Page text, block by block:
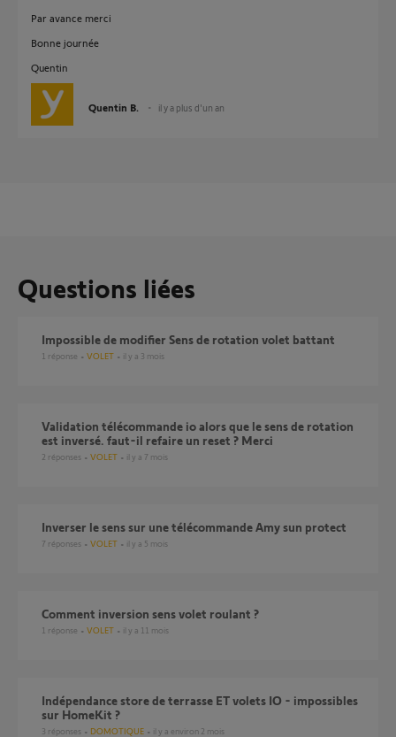
Par avance merci
Bonne journée
Quentin
Quentin B. il y a plus d'un an
Questions liées
Impossible de modifier Sens de rotation volet battant
1 réponse VOLET il y a 3 mois
Validation télécommande io alors que le sens de rotation
est inversé. faut-il refaire un reset ? Merci
2 réponses VOLET il y a 7 mois
Inverser le sens sur une télécommande Amy sun protect
7 réponses VOLET il y a 5 mois
comment inversion sens volet roulant ?
1 réponse VOLET il y a 11 mois
Indépendance store de terrasse ET volets IO - impossibles
sur HomeKit ?
3 réponses DOMOTIQUE il y a environ 2 mois